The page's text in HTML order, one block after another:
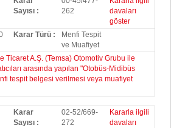
Sayısı :
262
davaları
göster
Karar Türü :
Menfi Tespit
ve Muafiyet
Ticaret A.Ş. (Temsa) Otomotiv Grubu ile
arasında yapılan "Otobüs-Midibüs
tespit belgesi verilmesi veya muafiyet
Karar
Sayısı :
02-52/669-
272
Kararla ilgili
davaları